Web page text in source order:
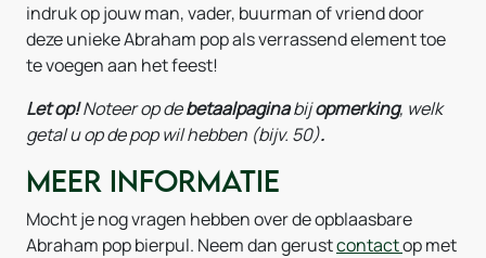
indruk op jouw man, vader, buurman of vriend door
deze unieke Abraham pop als verrassend element toe
te voegen aan het feest!
Let op!Noteerop debetaalpaginabijopmerking, welk
getal u op de pop wil hebben (bijv. 50).
Meer informatie
Mocht je nog vragen hebben over de opblaasbare
Abraham pop bierpul. Neem dan gerustcontactop met